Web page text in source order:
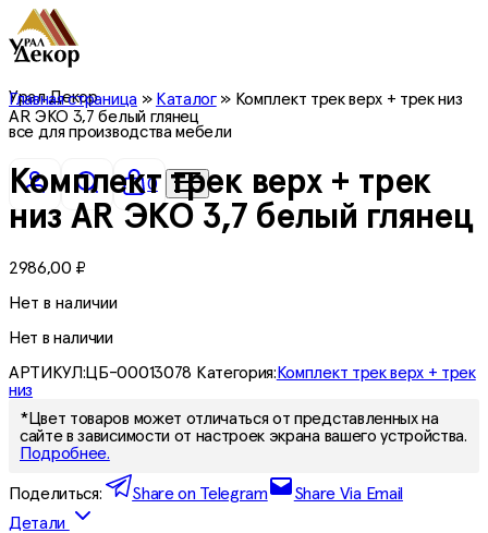
Урал Декор
все для производства мебели
0
Главная страница» Каталог» Комплект трек верх + трек низ
AR ЭКО 3,7 белый глянец
Комплект трек верх + трек
низ AR ЭКО 3,7 белый глянец
2986,00 ₽
Нет в наличии
Нет в наличии
АРТИКУЛ:ЦБ-00013078 Категория: Комплект трек верх + трек
низ
*Цвет товаров может отличаться от представленных на
сайте в зависимости от настроек экрана вашего устройства.
Подробнее.
Поделиться: Share on Telegram
Share Via Email
Детали